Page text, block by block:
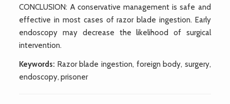
CONCLUSION: A conservative management is safe and
effective in most cases of razor blade ingestion. Early
endoscopy may decrease the likelihood of surgical
intervention.
Keywords: Razor blade ingestion, foreign body, surgery,
endoscopy, prisoner